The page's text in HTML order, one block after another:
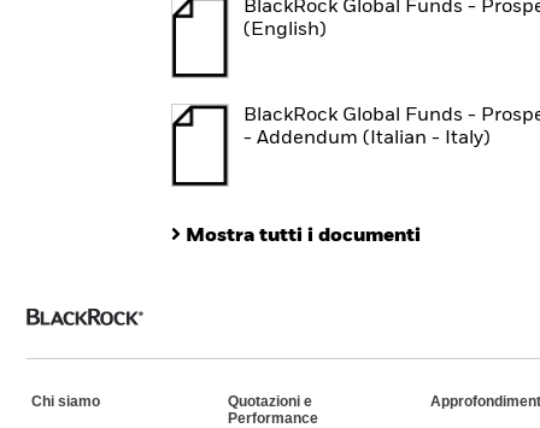
BlackRock Global Funds -
(English)
BlackRock Global Funds -
- Addendum (Italian - Italy)
Mostra tutti i documenti
Chi siamo
Quotazioni e
Performance